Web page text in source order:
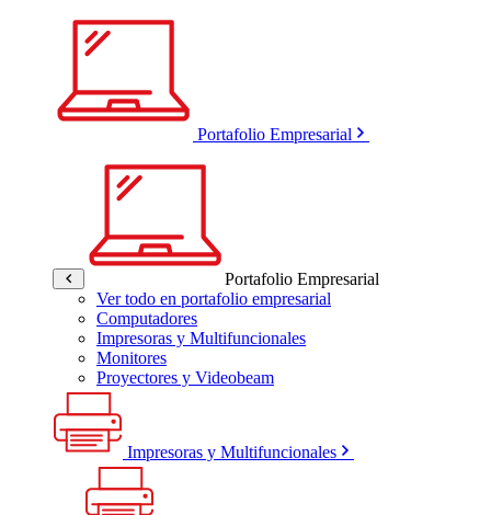
Portafolio Empresarial
Portafolio Empresarial
Ver todo en portafolio empresarial
Computadores
Impresoras y Multifuncionales
Monitores
Proyectores y Videobeam
Impresoras y Multifuncionales